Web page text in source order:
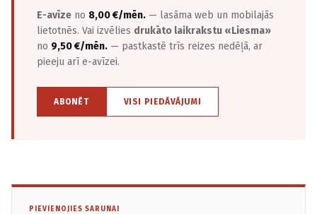
E-avīze no 8,00 €/mēn. — lasāma web un mobilajās
lietotnēs. Vai izvēlies drukāto laikrakstu «Liesma»
no 9,50 €/mēn. — pastkastē trīs reizes nedēļā, ar
pieeju arī e-avīzei.
ABONĒT VISI PIEDĀVĀJUMI
PIEVIENOJIES SARUNAI